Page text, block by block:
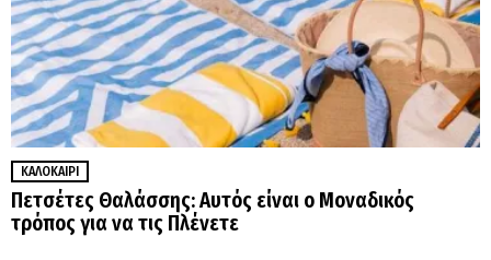
ΚΑΛΟΚΑΊΡΙ
Πετσέτες Θαλάσσης: Αυτός είναι ο Μοναδικός
τρόπος για να τις Πλένετε